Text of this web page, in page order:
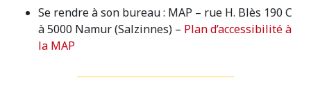
Se rendre à son bureau : MAP – rue H. Blès 190 C
à 5000 Namur (Salzinnes) – Plan d’accessibilité à
la MAP